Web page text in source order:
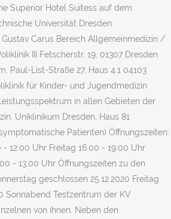
Superior Hotel Suitess auf dem
Universität Dresden
Carus Bereich Allgemeinmedizin /
III Fetscherstr. 19, 01307 Dresden
Paul-List-Straße 27, Haus 4.1 04103
für Kinder- und Jugendmedizin
in allen Gebieten der
Uniklinikum Dresden, Haus 81
Patienten) Öffnungszeiten:
12:00 Uhr Freitag 16:00 - 19:00 Uhr
- 13:00 Uhr Öffnungszeiten zu den
geschlossen 25.12.2020 Freitag
Sonnabend Testzentrum der KV
von ihnen. Neben den